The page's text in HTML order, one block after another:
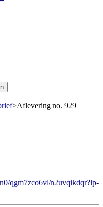
>Aflevering no. 929
qgm7zco6vl/n2uvqikdqr?lp-